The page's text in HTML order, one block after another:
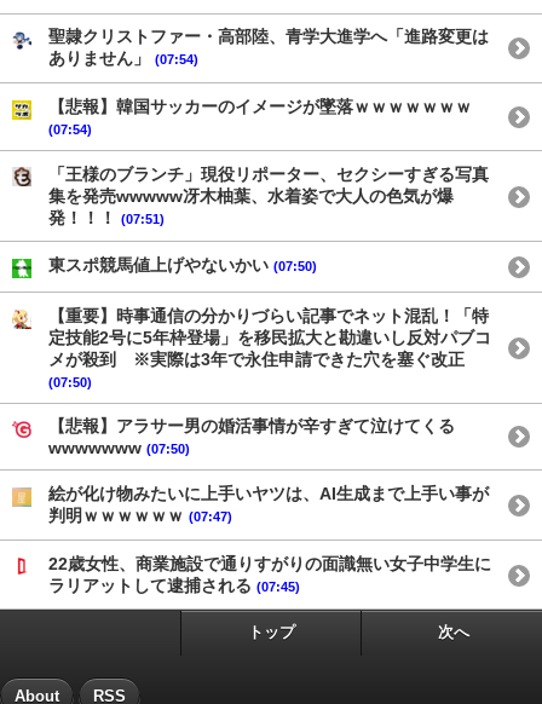
聖隷クリストファー・高部陸、青学大進学へ「進路変更は
ありません」
(07:54)
【悲報】韓国サッカーのイメージが墜落ｗｗｗｗｗｗｗ
(07:54)
「王様のブランチ」現役リポーター、セクシーすぎる写真
集を発売wwwww冴木柚葉、水着姿で大人の色気が爆
発！！！
(07:51)
東スポ競馬値上げやないかい (07:50)
【重要】時事通信の分かりづらい記事でネット混乱！「特
定技能2号に5年枠登場」を移民拡大と勘違いし反対パブコ
メが殺到 ※実際は3年で永住申請できた穴を塞ぐ改正
(07:50)
【悲報】アラサー男の婚活事情が辛すぎて泣けてくる
wwwwwww (07:50)
絵が化け物みたいに上手いヤツは、AI生成まで上手い事が
判明ｗｗｗｗｗｗ (07:47)
22歳女性、商業施設で通りすがりの面識無い女子中学生に
ラリアットして逮捕される (07:45)
トップ 次へ
About RSS